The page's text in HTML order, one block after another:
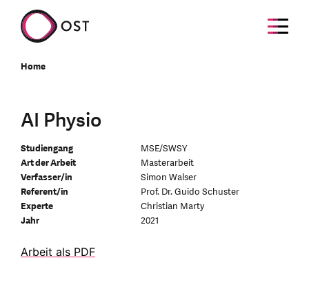
Home
AI Physio
Studiengang
MSE/SWSY
Art der Arbeit
Masterarbeit
Verfasser/in
Simon Walser
Referent/in
Prof. Dr. Guido Schuster
Experte
Christian Marty
Jahr
2021
Arbeit als PDF